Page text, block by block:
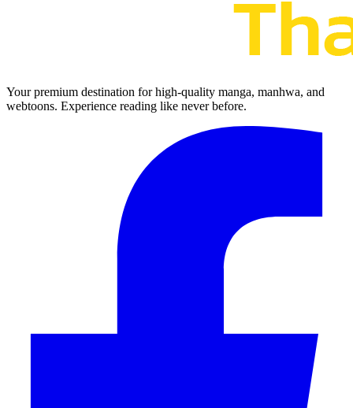
Your premium destination for high-quality manga, manhwa, and
webtoons. Experience reading like never before.